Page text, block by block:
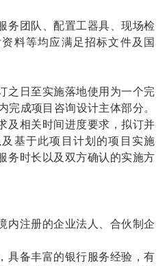
团队、配置工器具、现场检
料等均应满足招标文件及国
日至实施落地使用为一个完
完成项目咨询设计主体部分。
及相关时间进度要求，拟订并
基于此项目计划的项目实施
务时长以及双方确认的实施方
注册的企业法人、合伙制企
备丰富的银行服务经验，有